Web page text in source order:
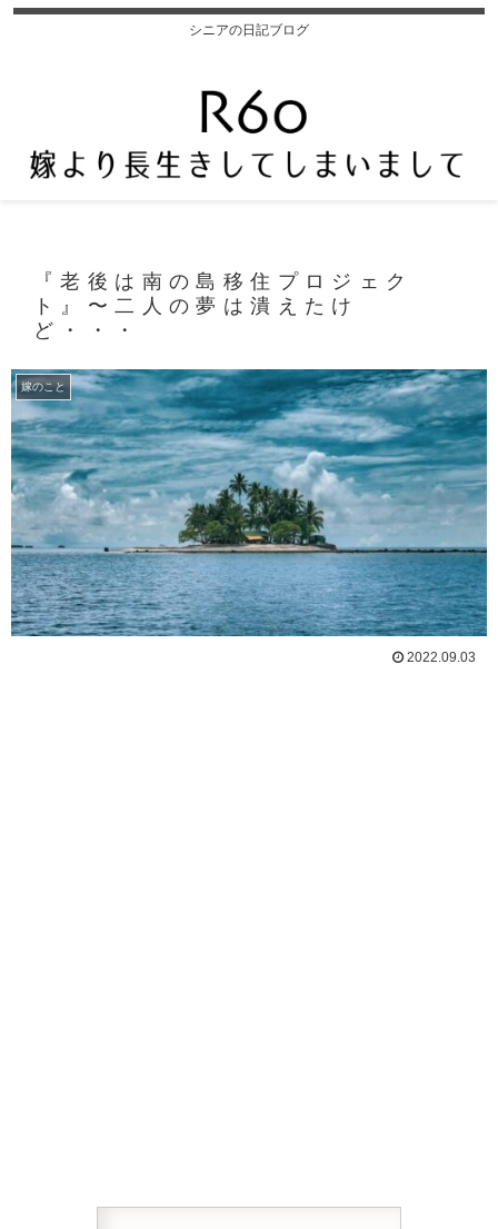
シニアの日記ブログ
『老後は南の島移住プロジェク
ト』〜二人の夢は潰えたけ
ど・・・
嫁のこと
2022.09.03